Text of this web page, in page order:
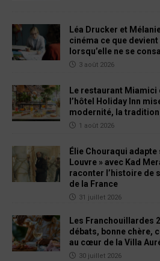
Léa Drucker et
cinéma ce que devient
lorsqu’elle ne se
3 août 2026
Le restaurant
l’hôtel Holiday Inn
modernité, la
1 août 2026
Élie Chouraqui adapte
Louvre » avec Kad
raconter l’histoire de
de la France
31 juillet 2026
Les Franchouillardes
débats, bonne chère,
au cœur de la Villa
30 juillet 2026